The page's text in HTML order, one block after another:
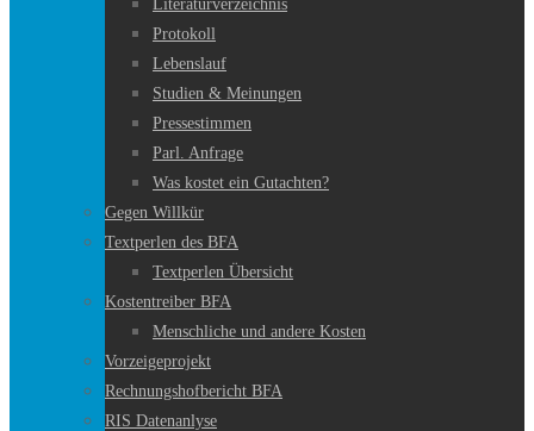
Literaturverzeichnis
Protokoll
Lebenslauf
Studien & Meinungen
Pressestimmen
Parl. Anfrage
Was kostet ein Gutachten?
Gegen Willkür
Textperlen des BFA
Textperlen Übersicht
Kostentreiber BFA
Menschliche und andere Kosten
Vorzeigeprojekt
Rechnungshofbericht BFA
RIS Datenanlyse